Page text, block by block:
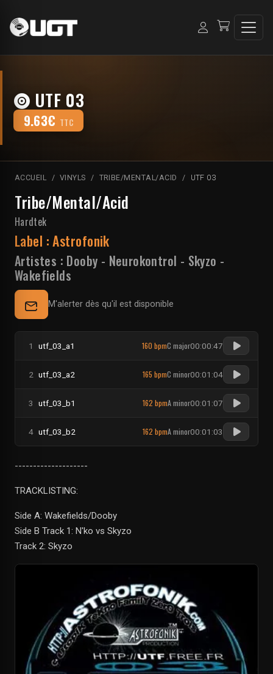
UTF 03
9.63€ TTC
ACCUEIL VINYLS TRIBE/MENTAL/ACID UTF 03
Tribe/Mental/Acid
Hardtek
Label :Astrofonik
Artistes : Dooby - Neurokontrol - Skyzo -
Wakefields
M'alerter dès qu'il est disponible
1 utf_03_a1 160 bpmC major00:00:47
2 utf_03_a2 165 bpmC minor00:01:04
3 utf_03_b1 162 bpmA minor00:01:07
4 utf_03_b2 162 bpmA minor00:01:03
--------------------
TRACKLISTING:
Side A: Wakefields/Dooby
Side B Track 1: N'ko vs Skyzo
Track 2: Skyzo